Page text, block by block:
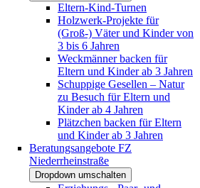
Eltern-Kind-Turnen
Holzwerk-Projekte für
(Groß-) Väter und Kinder von
3 bis 6 Jahren
Weckmänner backen für
Eltern und Kinder ab 3 Jahren
Schuppige Gesellen – Natur
zu Besuch für Eltern und
Kinder ab 4 Jahren
Plätzchen backen für Eltern
und Kinder ab 3 Jahren
Beratungsangebote FZ
Niederrheinstraße
Dropdown umschalten